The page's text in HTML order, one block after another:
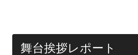
舞台挨拶レポート